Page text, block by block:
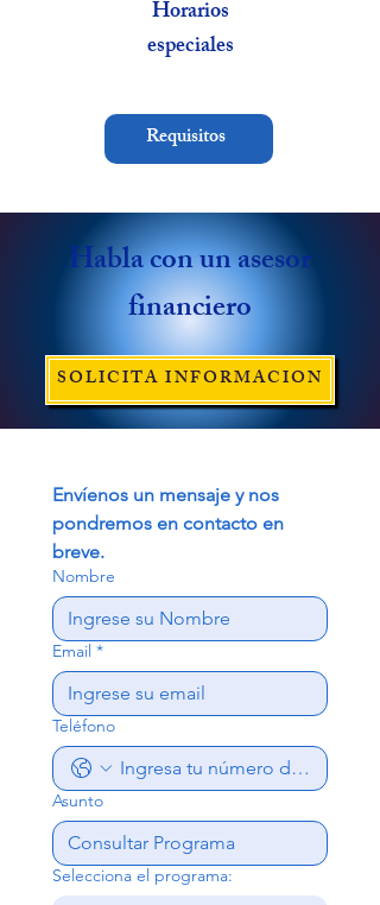
Horarios
especiales
Requisitos
Habla con un asesor
financiero
SOLICITA INFORMACION
Envíenos un mensaje y nos
pondremos en contacto en
breve.
Nombre
Email *
Teléfono
Asunto
Selecciona el programa: